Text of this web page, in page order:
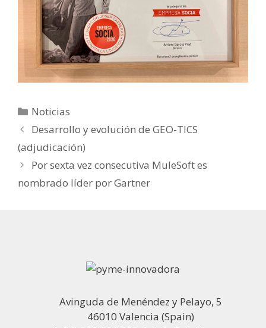
Noticias
Desarrollo y evolución de GEO-TICS
(adjudicación)
Por sexta vez consecutiva MuleSoft es
nombrado líder por Gartner
Avinguda de Menéndez y Pelayo, 5
46010 Valencia (Spain)